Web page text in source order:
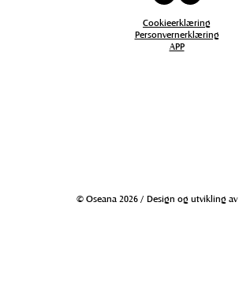
Cookieerklæring
Personvernerklæring
APP
© Oseana 2026 / Design og utvikling av